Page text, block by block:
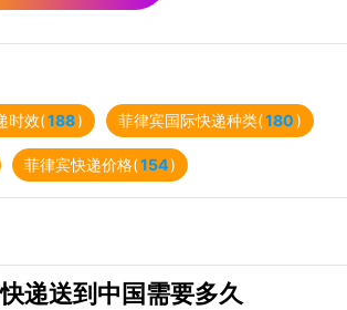
时效(188) 菲律宾国际快递种类(180)
菲律宾快递价格(154)
递送到中国需要多久